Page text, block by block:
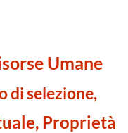
Umane
di selezione,
Proprietà